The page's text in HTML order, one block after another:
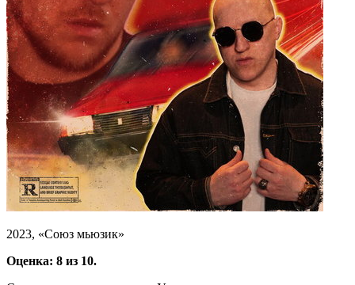
2023, «Союз мьюзик»
Оценка: 8 из 10.